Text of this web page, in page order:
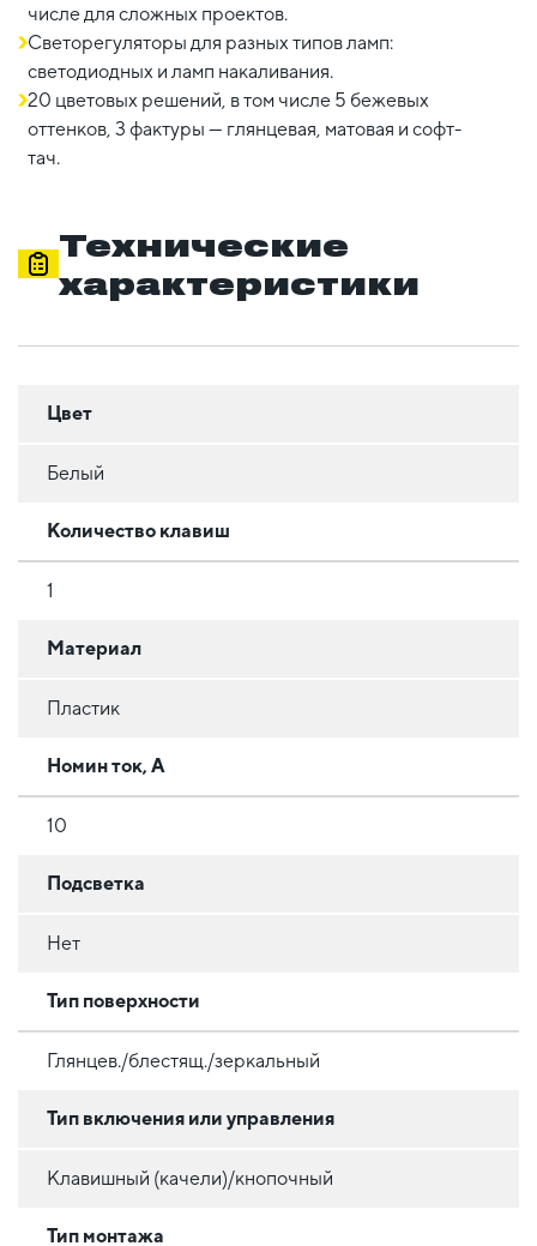
числе для сложных проектов.
Светорегуляторы для разных типов ламп:
светодиодных и ламп накаливания.
20 цветовых решений, в том числе 5 бежевых
оттенков, 3 фактуры — глянцевая, матовая и софт-
тач.
Технические
характеристики
Цвет
Белый
Количество клавиш
1
Материал
Пластик
Номин ток, А
10
Подсветка
Нет
Тип поверхности
Глянцев./блестящ./зеркальный
Тип включения или управления
Клавишный (качели)/кнопочный
Тип монтажа